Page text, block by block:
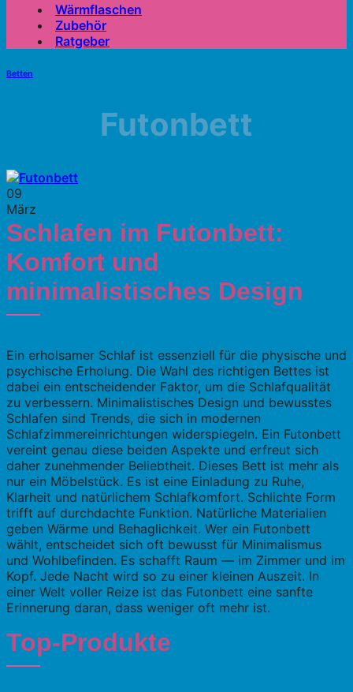
Wärmflaschen
Zubehör
Ratgeber
Betten
Futonbett
09
März
Schlafen im Futonbett:
Komfort und
minimalistisches Design
Ein erholsamer Schlaf ist essenziell für die physische und
psychische Erholung. Die Wahl des richtigen Bettes ist
dabei ein entscheidender Faktor, um die Schlafqualität
zu verbessern. Minimalistisches Design und bewusstes
Schlafen sind Trends, die sich in modernen
Schlafzimmereinrichtungen widerspiegeln. Ein Futonbett
vereint genau diese beiden Aspekte und erfreut sich
daher zunehmender Beliebtheit. Dieses Bett ist mehr als
nur ein Möbelstück. Es ist eine Einladung zu Ruhe,
Klarheit und natürlichem Schlafkomfort. Schlichte Form
trifft auf durchdachte Funktion. Natürliche Materialien
geben Wärme und Behaglichkeit. Wer ein Futonbett
wählt, entscheidet sich oft bewusst für Minimalismus
und Wohlbefinden. Es schafft Raum — im Zimmer und im
Kopf. Jede Nacht wird so zu einer kleinen Auszeit. In
einer Welt voller Reize ist das Futonbett eine sanfte
Erinnerung daran, dass weniger oft mehr ist.
Top-Produkte